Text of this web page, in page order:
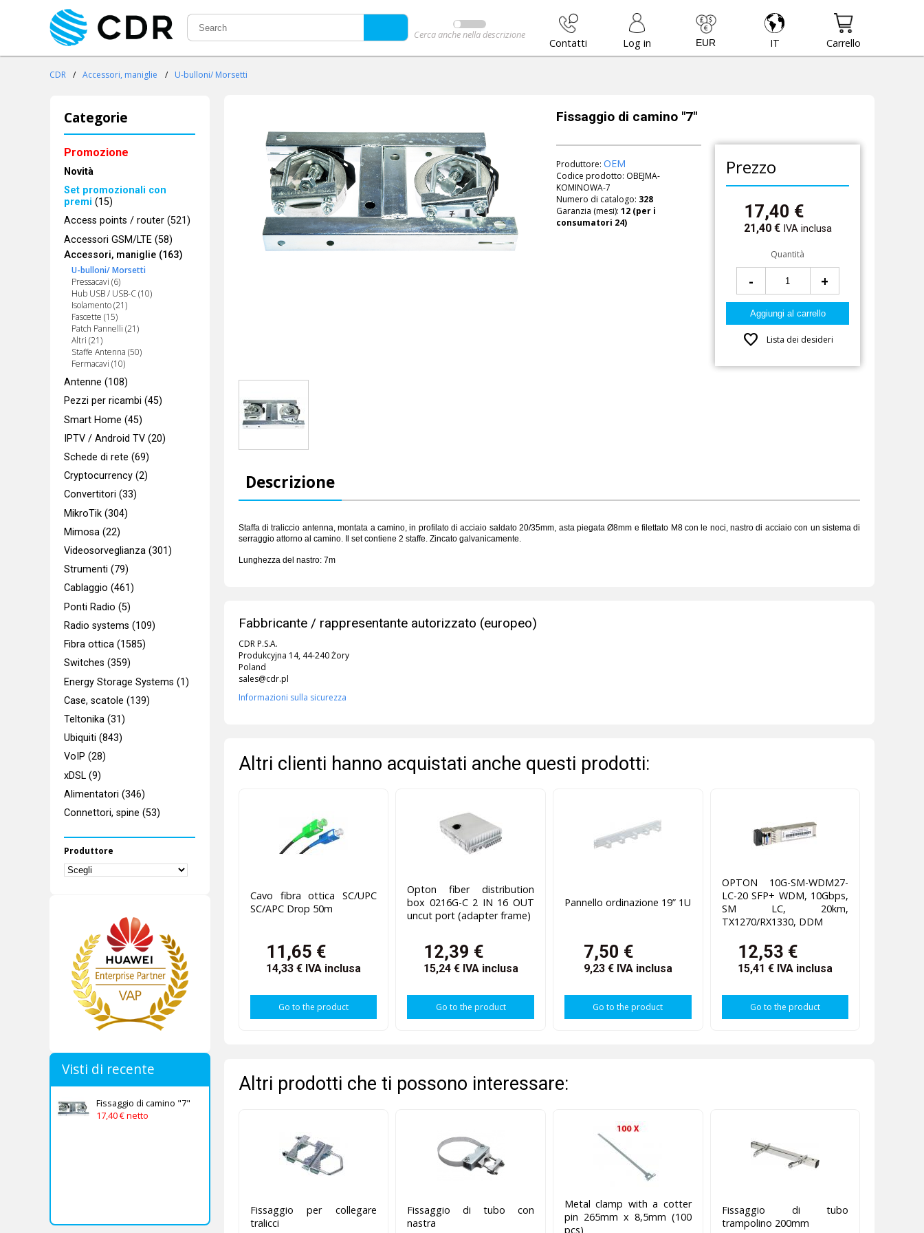
Cerca anche nella descrizione
Contatti Log in IT Carrello
CDR / Accessori, maniglie / U-bulloni/ Morsetti
Categorie
Promozione
Novità
Set promozionali con
premi (15)
Access points / router (521)
Accessori GSM/LTE (58)
Accessori, maniglie (163)
U-bulloni/ Morsetti
Pressacavi (6)
Hub USB / USB-C (10)
Isolamento (21)
Fascette (15)
Patch Pannelli (21)
Altri (21)
Staffe Antenna (50)
Fermacavi (10)
Antenne (108)
Pezzi per ricambi (45)
Smart Home (45)
IPTV / Android TV (20)
Schede di rete (69)
Cryptocurrency (2)
Convertitori (33)
MikroTik (304)
Mimosa (22)
Videosorveglianza (301)
Strumenti (79)
Cablaggio (461)
Ponti Radio (5)
Radio systems (109)
Fibra ottica (1585)
Switches (359)
Energy Storage Systems (1)
Case, scatole (139)
Teltonika (31)
Ubiquiti (843)
VoIP (28)
xDSL (9)
Alimentatori (346)
Connettori, spine (53)
Produttore
Visti di recente
Fissaggio di camino "7"
17,40 € netto
Fissaggio di camino "7"
Produttore:OEM
Codice prodotto: OBEJMA-
KOMINOWA-7
Numero di catalogo: 328
Garanzia (mesi):
Prezzo
17,40 €
21,40€ IVA inclusa
Quantità
- +
favorite Lista dei desideri
Descrizione
Staffa di traliccio antenna, montata a camino,in profilato di acciaio saldato20/35mm, asta piegata Ø8mm e filettato M8 con le noci,nastro di acciaio con un sistema di
serraggio attorno al camino.
Il set contiene 2 staffe. Zincato galvanicamente.
Lunghezza del nastro: 7m
Fabbricante / rappresentante autorizzato (europeo)
CDR P.S.A.
Produkcyjna 14, 44-240 Żory
Poland
sales@cdr.pl
Informazioni sulla sicurezza
Altri clienti hanno acquistati anche questi prodotti:
Cavo fibra ottica SC/UPC
SC/APC Drop 50m
11,65 €
14,33 € IVA inclusa
Go to the product
Opton fiber distribution
box 0216G-C 2 IN 16 OUT
uncut port (adapter frame)
12,39 €
15,24 € IVA inclusa
Go to the product
Pannello ordinazione 19” 1U
7,50 €
9,23 € IVA inclusa
Go to the product
OPTON 10G-SM-WDM27-
LC-20 SFP+ WDM, 10Gbps,
SM LC, 20km,
TX1270/RX1330, DDM
12,53 €
15,41 € IVA inclusa
Go to the product
Altri prodotti che ti possono interessare:
Fissaggio per collegare
tralicci
Fissaggio di tubo con
nastra
Metal clamp with a cotter
pin 265mm x 8,5mm (100
pcs)
Fissaggio di tubo
trampolino 200mm